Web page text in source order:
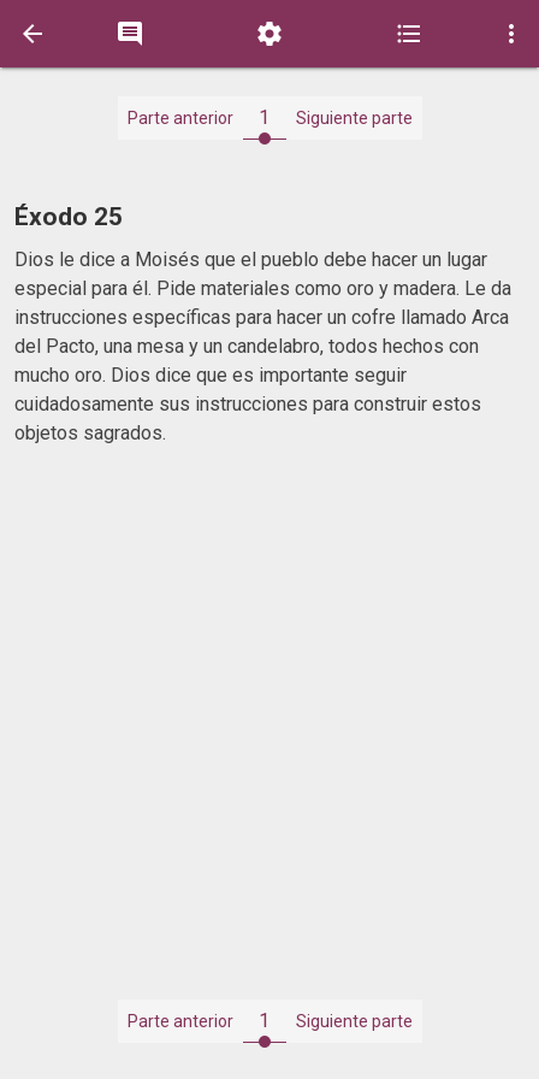
    
Parte anterior 1 Siguiente parte
Éxodo 25
Dios le dice a Moisés que el pueblo debe hacer un lugar
especial para él. Pide materiales como oro y madera. Le da
instrucciones específicas para hacer un cofre llamado Arca
del Pacto, una mesa y un candelabro, todos hechos con
mucho oro. Dios dice que es importante seguir
cuidadosamente sus instrucciones para construir estos
objetos sagrados.
Parte anterior 1 Siguiente parte